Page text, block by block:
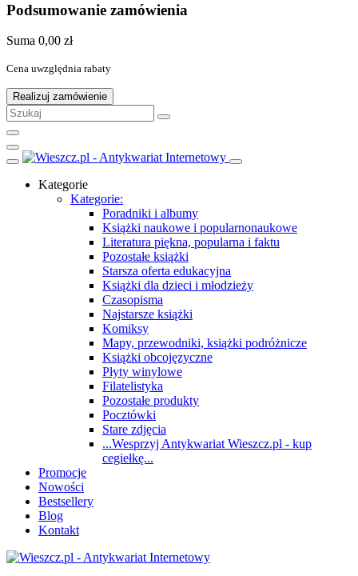
Podsumowanie zamówienia
Suma 0,00 zł
Cena uwzględnia rabaty
Realizuj zamówienie
Kategorie
Kategorie:
Poradniki i albumy
Książki naukowe i popularnonaukowe
Literatura piękna, popularna i faktu
Pozostałe książki
Starsza oferta edukacyjna
Książki dla dzieci i młodzieży
Czasopisma
Najstarsze książki
Komiksy
Mapy, przewodniki, książki podróżnicze
Książki obcojęzyczne
Płyty winylowe
Filatelistyka
Pozostałe produkty
Pocztówki
Stare zdjęcia
...Wesprzyj Antykwariat Wieszcz.pl - kup
cegiełkę...
Promocje
Nowości
Bestsellery
Blog
Kontakt